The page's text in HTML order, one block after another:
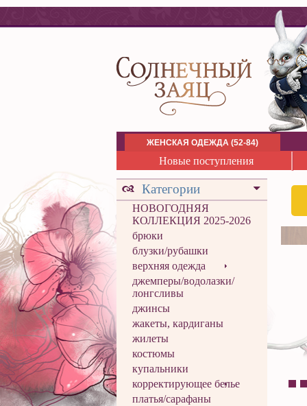
ЖЕНСКАЯ ОДЕЖДА (52-84)
Новые поступления
Категории
НОВОГОДНЯЯ
КОЛЛЕКЦИЯ 2025-2026
брюки
блузки/рубашки
верхняя одежда
джемперы/водолазки/
лонгсливы
джинсы
жакеты, кардиганы
жилеты
костюмы
купальники
корректирующее белье
платья/сарафаны